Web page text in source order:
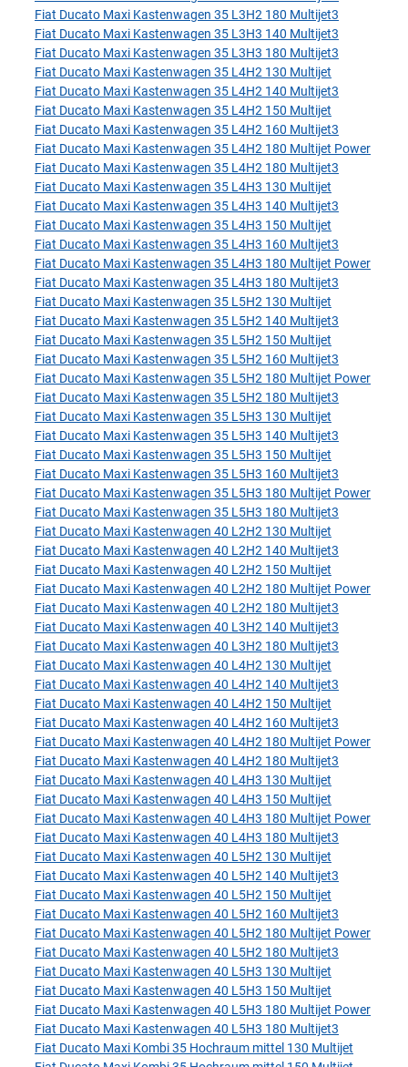
Fiat Ducato Maxi Kastenwagen 35 L3H2 180 Multijet3
Fiat Ducato Maxi Kastenwagen 35 L3H3 140 Multijet3
Fiat Ducato Maxi Kastenwagen 35 L3H3 180 Multijet3
Fiat Ducato Maxi Kastenwagen 35 L4H2 130 Multijet
Fiat Ducato Maxi Kastenwagen 35 L4H2 140 Multijet3
Fiat Ducato Maxi Kastenwagen 35 L4H2 150 Multijet
Fiat Ducato Maxi Kastenwagen 35 L4H2 160 Multijet3
Fiat Ducato Maxi Kastenwagen 35 L4H2 180 Multijet Power
Fiat Ducato Maxi Kastenwagen 35 L4H2 180 Multijet3
Fiat Ducato Maxi Kastenwagen 35 L4H3 130 Multijet
Fiat Ducato Maxi Kastenwagen 35 L4H3 140 Multijet3
Fiat Ducato Maxi Kastenwagen 35 L4H3 150 Multijet
Fiat Ducato Maxi Kastenwagen 35 L4H3 160 Multijet3
Fiat Ducato Maxi Kastenwagen 35 L4H3 180 Multijet Power
Fiat Ducato Maxi Kastenwagen 35 L4H3 180 Multijet3
Fiat Ducato Maxi Kastenwagen 35 L5H2 130 Multijet
Fiat Ducato Maxi Kastenwagen 35 L5H2 140 Multijet3
Fiat Ducato Maxi Kastenwagen 35 L5H2 150 Multijet
Fiat Ducato Maxi Kastenwagen 35 L5H2 160 Multijet3
Fiat Ducato Maxi Kastenwagen 35 L5H2 180 Multijet Power
Fiat Ducato Maxi Kastenwagen 35 L5H2 180 Multijet3
Fiat Ducato Maxi Kastenwagen 35 L5H3 130 Multijet
Fiat Ducato Maxi Kastenwagen 35 L5H3 140 Multijet3
Fiat Ducato Maxi Kastenwagen 35 L5H3 150 Multijet
Fiat Ducato Maxi Kastenwagen 35 L5H3 160 Multijet3
Fiat Ducato Maxi Kastenwagen 35 L5H3 180 Multijet Power
Fiat Ducato Maxi Kastenwagen 35 L5H3 180 Multijet3
Fiat Ducato Maxi Kastenwagen 40 L2H2 130 Multijet
Fiat Ducato Maxi Kastenwagen 40 L2H2 140 Multijet3
Fiat Ducato Maxi Kastenwagen 40 L2H2 150 Multijet
Fiat Ducato Maxi Kastenwagen 40 L2H2 180 Multijet Power
Fiat Ducato Maxi Kastenwagen 40 L2H2 180 Multijet3
Fiat Ducato Maxi Kastenwagen 40 L3H2 140 Multijet3
Fiat Ducato Maxi Kastenwagen 40 L3H2 180 Multijet3
Fiat Ducato Maxi Kastenwagen 40 L4H2 130 Multijet
Fiat Ducato Maxi Kastenwagen 40 L4H2 140 Multijet3
Fiat Ducato Maxi Kastenwagen 40 L4H2 150 Multijet
Fiat Ducato Maxi Kastenwagen 40 L4H2 160 Multijet3
Fiat Ducato Maxi Kastenwagen 40 L4H2 180 Multijet Power
Fiat Ducato Maxi Kastenwagen 40 L4H2 180 Multijet3
Fiat Ducato Maxi Kastenwagen 40 L4H3 130 Multijet
Fiat Ducato Maxi Kastenwagen 40 L4H3 150 Multijet
Fiat Ducato Maxi Kastenwagen 40 L4H3 180 Multijet Power
Fiat Ducato Maxi Kastenwagen 40 L4H3 180 Multijet3
Fiat Ducato Maxi Kastenwagen 40 L5H2 130 Multijet
Fiat Ducato Maxi Kastenwagen 40 L5H2 140 Multijet3
Fiat Ducato Maxi Kastenwagen 40 L5H2 150 Multijet
Fiat Ducato Maxi Kastenwagen 40 L5H2 160 Multijet3
Fiat Ducato Maxi Kastenwagen 40 L5H2 180 Multijet Power
Fiat Ducato Maxi Kastenwagen 40 L5H2 180 Multijet3
Fiat Ducato Maxi Kastenwagen 40 L5H3 130 Multijet
Fiat Ducato Maxi Kastenwagen 40 L5H3 150 Multijet
Fiat Ducato Maxi Kastenwagen 40 L5H3 180 Multijet Power
Fiat Ducato Maxi Kastenwagen 40 L5H3 180 Multijet3
Fiat Ducato Maxi Kombi 35 Hochraum mittel 130 Multijet